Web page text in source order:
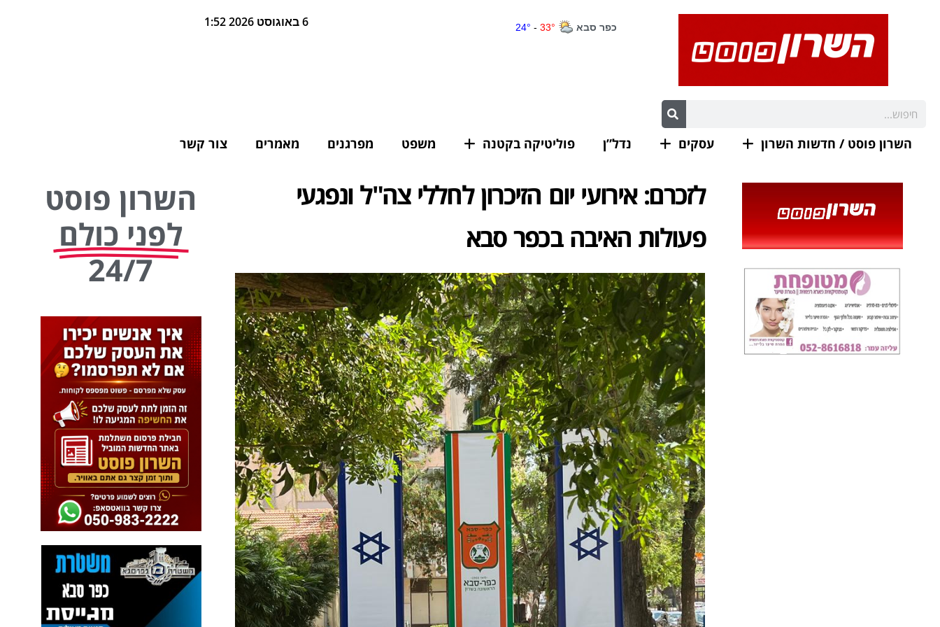
6 באוגוסט 2026 1:52
השרון פוסט / חדשות השרון עסקים נדל”ן פוליטיקה בקטנה משפט מפרגנים מאמרים צור קשר
לזכרם: אירועי יום הזיכרון לחללי צה"ל ונפגעי
פעולות האיבה בכפר סבא
השרון פוסט
לפני כולם
24/7